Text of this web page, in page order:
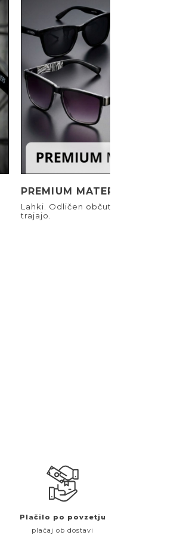
PREMIUM MATERIALI
Lahki. Odličen občutek. Narejeni,
trajajo.
Plačilo po povzetju
plačaj ob dostavi